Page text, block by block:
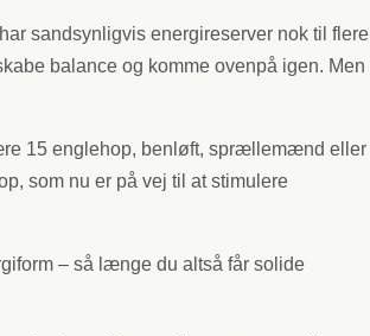
sandsynligvis energireserver nok til flere
balance og komme ovenpå igen. Men
15 englehop, benløft, sprællemænd eller
som nu er på vej til at stimulere
– så længe du altså får solide